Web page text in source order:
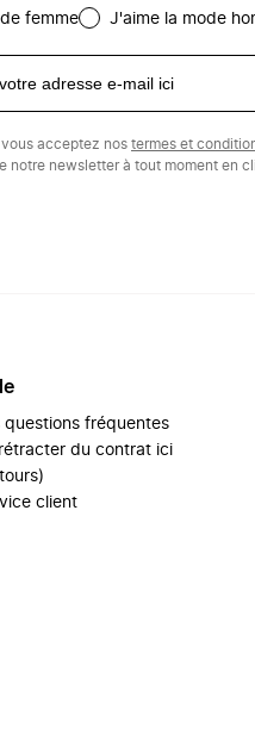
femme J'aime la mode
acceptez nos termes et
notre newsletter à tout moment en
questions fréquentes
du contrat ici
client